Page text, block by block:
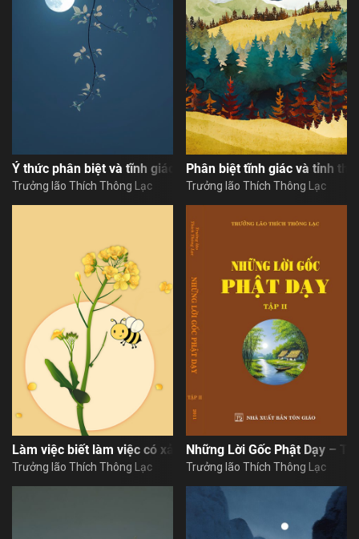
Ý thức phân biệt và tĩnh giác
Trưởng lão Thích Thông Lạc
Phân biệt tĩnh giác và tỉnh
Trưởng lão Thích Thông Lạc
Làm việc biết làm việc có xả tâm không?
Trưởng lão Thích Thông Lạc
Những Lời Gốc Phật Dạy –
Trưởng lão Thích Thông Lạc